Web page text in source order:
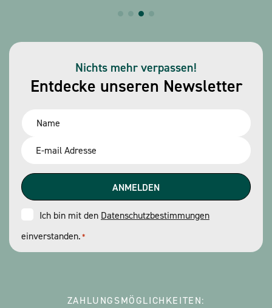
Entdecke unseren Newsletter
Nichts mehr verpassen!
Name
Email
Consent
*
Ich bin mit den Datenschutzbestimmungen
einverstanden.*
ZAHLUNGSMÖGLICHKEITEN: